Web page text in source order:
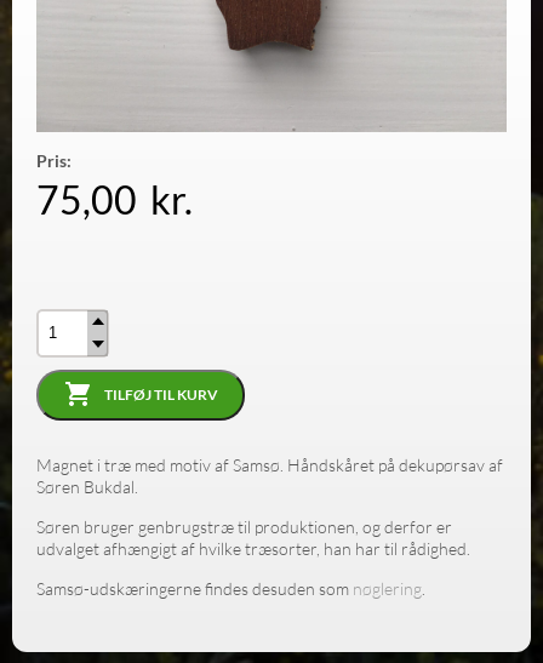
Pris:
75,00 kr.
TILFØJ TIL KURV
Magnet i træ med motiv af Samsø. Håndskåret på dekupørsav af
Søren Bukdal.
Søren bruger genbrugstræ til produktionen, og derfor er
udvalget afhængigt af hvilke træsorter, han har til rådighed.
Samsø-udskæringerne findes desuden som nøglering